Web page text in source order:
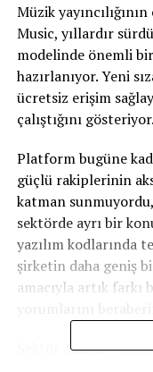
Müzik
Music, yıllardır
modelinde önemli
hazırlanıyor. Yeni
ücretsiz erişim
çalıştığını gösteriyor.
Platform bugüne
güçlü rakiplerinin
katman
sektörde ayrı bir
yazılım kodlarında
şirketin daha geniş
amacıyla artık
Sektör alınan